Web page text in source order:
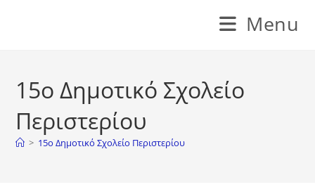
Menu
15ο Δημοτικό Σχολείο
Περιστερίου
> 15ο Δημοτικό Σχολείο Περιστερίου